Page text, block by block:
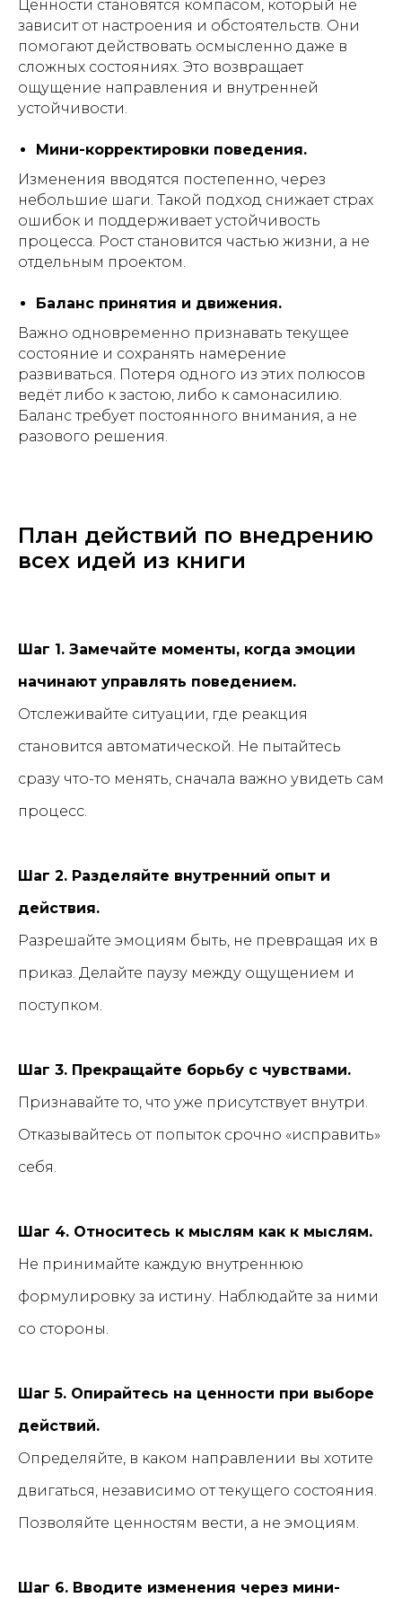
Ценности становятся компасом, который не
зависит от настроения и обстоятельств. Они
помогают действовать осмысленно даже в
сложных состояниях. Это возвращает
ощущение направления и внутренней
устойчивости.
Мини-корректировки поведения.
Изменения вводятся постепенно, через
небольшие шаги. Такой подход снижает страх
ошибок и поддерживает устойчивость
процесса. Рост становится частью жизни, а не
отдельным проектом.
Баланс принятия и движения.
Важно одновременно признавать текущее
состояние и сохранять намерение
развиваться. Потеря одного из этих полюсов
ведёт либо к застою, либо к самонасилию.
Баланс требует постоянного внимания, а не
разового решения.
План действий по внедрению
всех идей из книги
Шаг 1. Замечайте моменты, когда эмоции
начинают управлять поведением.
Отслеживайте ситуации, где реакция
становится автоматической. Не пытайтесь
сразу что-то менять, сначала важно увидеть сам
процесс.
Шаг 2. Разделяйте внутренний опыт и
действия.
Разрешайте эмоциям быть, не превращая их в
приказ. Делайте паузу между ощущением и
поступком.
Шаг 3. Прекращайте борьбу с чувствами.
Признавайте то, что уже присутствует внутри.
Отказывайтесь от попыток срочно «исправить»
себя.
Шаг 4. Относитесь к мыслям как к мыслям.
Не принимайте каждую внутреннюю
формулировку за истину. Наблюдайте за ними
со стороны.
Шаг 5. Опирайтесь на ценности при выборе
действий.
Определяйте, в каком направлении вы хотите
двигаться, независимо от текущего состояния.
Позволяйте ценностям вести, а не эмоциям.
Шаг 6. Вводите изменения через мини-